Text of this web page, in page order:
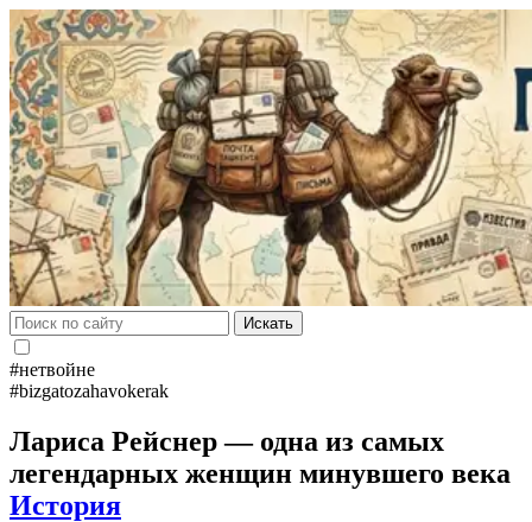
Искать
#нетвойне
#bizgatozahavokerak
Лариса Рейснер — одна из самых
легендарных женщин минувшего века
История